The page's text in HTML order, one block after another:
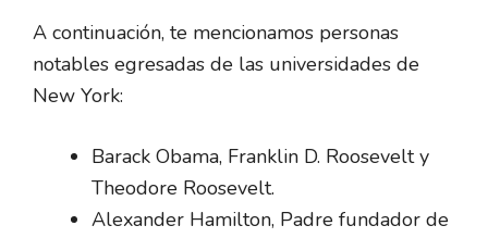
A continuación, te mencionamos personas
notables egresadas de las universidades de
New York:
Barack Obama, Franklin D. Roosevelt y
Theodore Roosevelt.
Alexander Hamilton, Padre fundador de